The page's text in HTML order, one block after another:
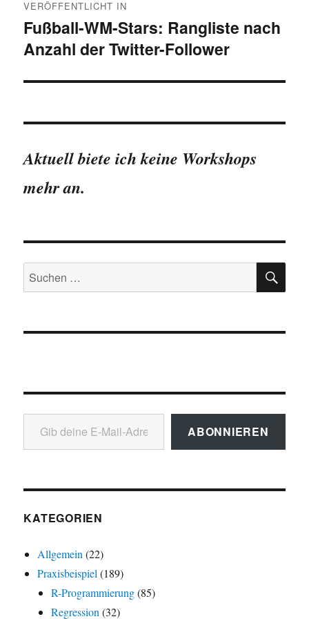
VERÖFFENTLICHT IN
Fußball-WM-Stars: Rangliste nach
Anzahl der Twitter-Follower
Aktuell biete ich keine Workshops
mehr an.
Suchen
nach:
Gib deine E-Mail-Adresse ein ...
ABONNIEREN
KATEGORIEN
Allgemein (22)
Praxisbeispiel (189)
R-Programmierung(85)
Regression (32)